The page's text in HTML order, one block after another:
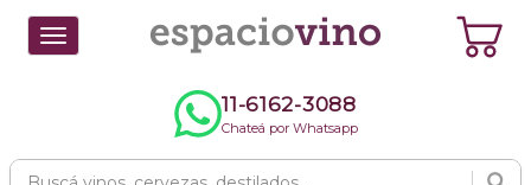
Toggle
navigation
11-6162-3088
Chateá por Whatsapp